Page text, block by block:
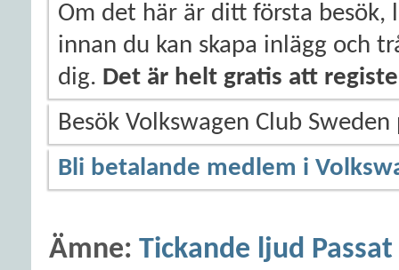
Om det här är ditt första besök,
innan du kan skapa inlägg och
dig. Det är helt gratis att
Besök Volkswagen Club
Bli betalande medlem i
Ämne: Tickande ljud Passat